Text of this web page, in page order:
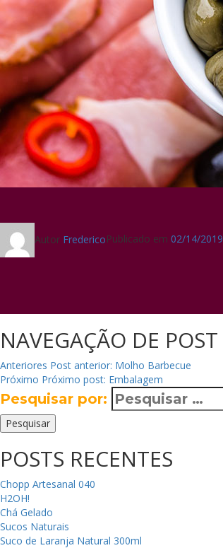
Autor FredericoPublicado em 02/14/2019
NAVEGAÇÃO DE POST
Anteriores Post anterior: Molho Barbecue
Próximo Próximo post: Embalagem
Pesquisar por:
Pesquisar
POSTS RECENTES
Chopp Artesanal 040
H2OH!
Chá Gelado
Sucos Naturais
Suco de Laranja Natural 300ml